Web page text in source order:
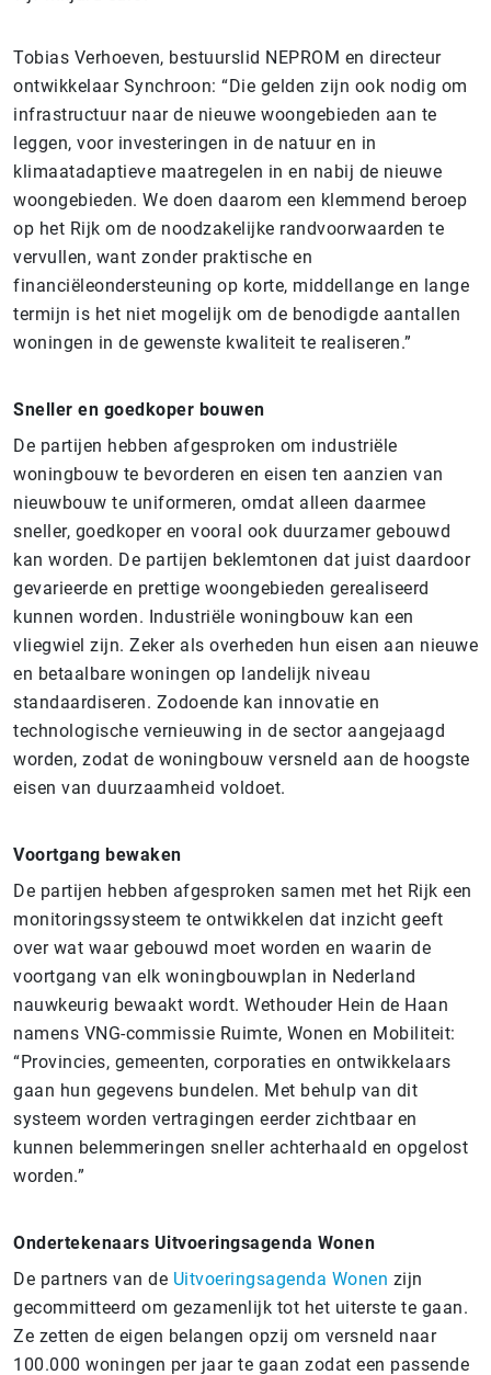
Tobias Verhoeven, bestuurslid NEPROM en directeur
ontwikkelaar Synchroon: “Die gelden zijn ook nodig om
infrastructuur naar de nieuwe woongebieden aan te
leggen, voor investeringen in de natuur en in
klimaatadaptieve maatregelen in en nabij de nieuwe
woongebieden. We doen daarom een klemmend beroep
op het Rijk om de noodzakelijke randvoorwaarden te
vervullen, want zonder praktische en
financiëleondersteuning op korte, middellange en lange
termijn is het niet mogelijk om de benodigde aantallen
woningen in de gewenste kwaliteit te realiseren.”
Sneller en goedkoper bouwen
De partijen hebben afgesproken om industriële
woningbouw te bevorderen en eisen ten aanzien van
nieuwbouw te uniformeren, omdat alleen daarmee
sneller, goedkoper en vooral ook duurzamer gebouwd
kan worden. De partijen beklemtonen dat juist daardoor
gevarieerde en prettige woongebieden gerealiseerd
kunnen worden. Industriële woningbouw kan een
vliegwiel zijn. Zeker als overheden hun eisen aan nieuwe
en betaalbare woningen op landelijk niveau
standaardiseren. Zodoende kan innovatie en
technologische vernieuwing in de sector aangejaagd
worden, zodat de woningbouw versneld aan de hoogste
eisen van duurzaamheid voldoet.
Voortgang bewaken
De partijen hebben afgesproken samen met het Rijk een
monitoringssysteem te ontwikkelen dat inzicht geeft
over wat waar gebouwd moet worden en waarin de
voortgang van elk woningbouwplan in Nederland
nauwkeurig bewaakt wordt. Wethouder Hein de Haan
namens VNG-commissie Ruimte, Wonen en Mobiliteit:
“Provincies, gemeenten, corporaties en ontwikkelaars
gaan hun gegevens bundelen. Met behulp van dit
systeem worden vertragingen eerder zichtbaar en
kunnen belemmeringen sneller achterhaald en opgelost
worden.”
Ondertekenaars Uitvoeringsagenda Wonen
De partners van de Uitvoeringsagenda Wonen zijn
gecommitteerd om gezamenlijk tot het uiterste te gaan.
Ze zetten de eigen belangen opzij om versneld naar
100.000 woningen per jaar te gaan zodat een passende